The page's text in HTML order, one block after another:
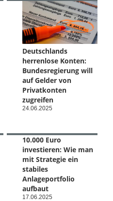
Deutschlands
herrenlose Konten:
Bundesregierung will
auf Gelder von
Privatkonten
zugreifen
24.06.2025
10.000 Euro
investieren: Wie man
mit Strategie ein
stabiles
Anlageportfolio
aufbaut
17.06.2025